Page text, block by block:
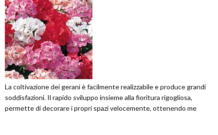
La coltivazione dei gerani è facilmente realizzabile e produce grandi
soddisfazioni. Il rapido sviluppo insieme alla fioritura rigogliosa,
permette di decorare i propri spazi velocemente, ottenendo me